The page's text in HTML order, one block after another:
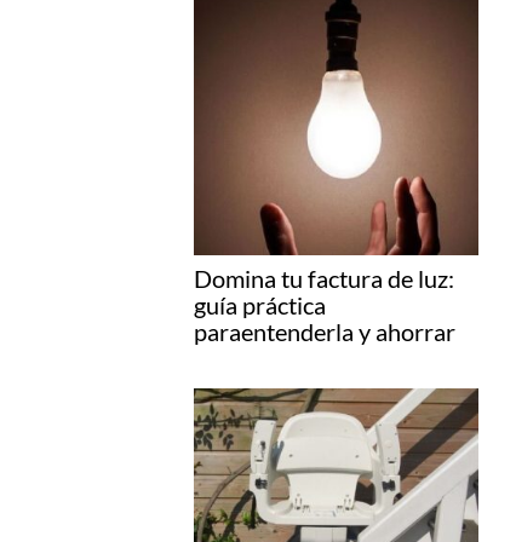
Domina tu factura de luz:
guía práctica
paraentenderla y ahorrar